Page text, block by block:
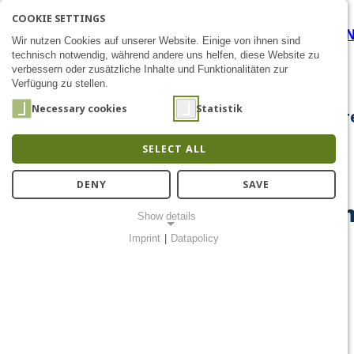
Zum Inhalt
Schwarzmarkt für SEARCH EN
About UsResearch Chip Design Public
6.12.2019: Schwarzmarkt
INTELLIGENZ
COOKIE SETTINGS
Wir nutzen Cookies auf unserer Website. Einige von ihnen sind
technisch notwendig, während andere uns helfen, diese Website zu
verbessern oder zusätzliche Inhalte und Funktionalitäten zur
Verfügung zu stellen.
Necessary cookies Statistik
SELECT ALL
DENY SAVE
Show details
Imprint Datapolicy